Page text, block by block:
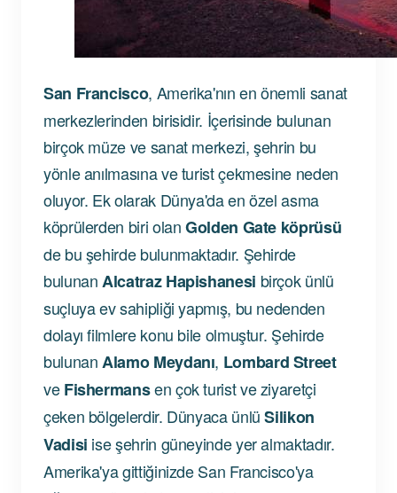
San Francisco, Amerika'nın en önemli sanat
merkezlerinden birisidir. İçerisinde bulunan
birçok müze ve sanat merkezi, şehrin bu
yönle anılmasına ve turist çekmesine neden
oluyor. Ek olarak Dünya'da en özel asma
köprülerden biri olanGolden Gate köprüsü
de bu şehirde bulunmaktadır. Şehirde
bulunanAlcatraz Hapishanesi birçok ünlü
suçluya ev sahipliği yapmış, bu nedenden
dolayı filmlere konu bile olmuştur. Şehirde
bulunanAlamo Meydanı, Lombard Street
veFishermansen çok turist ve ziyaretçi
çeken bölgelerdir. Dünyaca ünlüSilikon
Vadisi ise şehrin güneyinde yer almaktadır.
Amerika'ya gittiğinizde San Francisco'ya